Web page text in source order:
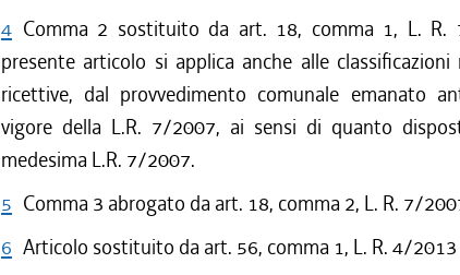
4 Comma 2 sostituito da art. 18, comma 1, L.
presente articolo si applica anche alle
ricettive, dal provvedimento comunale emanato
vigore della L.R. 7/2007, ai sensi di quanto
medesima L.R. 7/2007.
5 Comma 3 abrogato da art. 18, comma 2, L. R. 7/
6 Articolo sostituito da art. 56, comma 1, L. R. 4/2013